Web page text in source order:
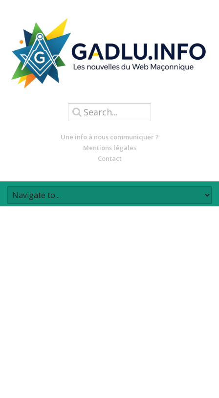
Une info à nous communiquer ?
Mentions légales
Contact